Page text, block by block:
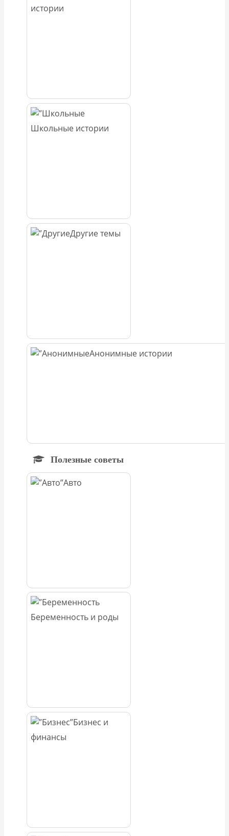
истории
Школьные истории
Другие темы
Анонимные истории
Полезные советы
Авто
Беременность и роды
Бизнес и
финансы